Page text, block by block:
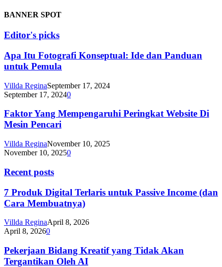
BANNER SPOT
Editor's picks
Apa Itu Fotografi Konseptual: Ide dan Panduan
untuk Pemula
Villda ReginaSeptember 17, 2024
September 17, 20240
Faktor Yang Mempengaruhi Peringkat Website Di
Mesin Pencari
Villda ReginaNovember 10, 2025
November 10, 20250
Recent posts
7 Produk Digital Terlaris untuk Passive Income (dan
Cara Membuatnya)
Villda ReginaApril 8, 2026
April 8, 20260
Pekerjaan Bidang Kreatif yang Tidak Akan
Tergantikan Oleh AI